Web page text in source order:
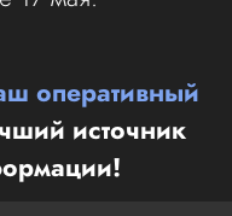
оперативный
источник